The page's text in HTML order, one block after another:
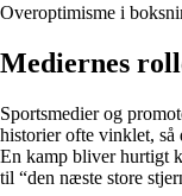
Overoptimisme i
Mediernes
Sportsmedier og
historier ofte vinklet, så
En kamp bliver hurtigt
til “den næste store